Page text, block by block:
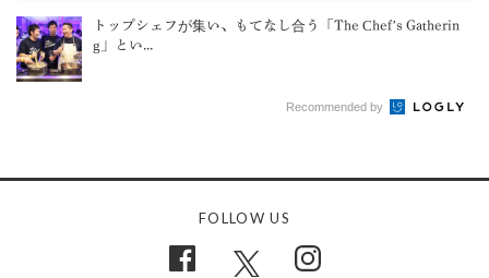
トップシェフが集い、もてなし合う「The Chef’s Gatherin
g」とい...
Recommended by
FOLLOW US